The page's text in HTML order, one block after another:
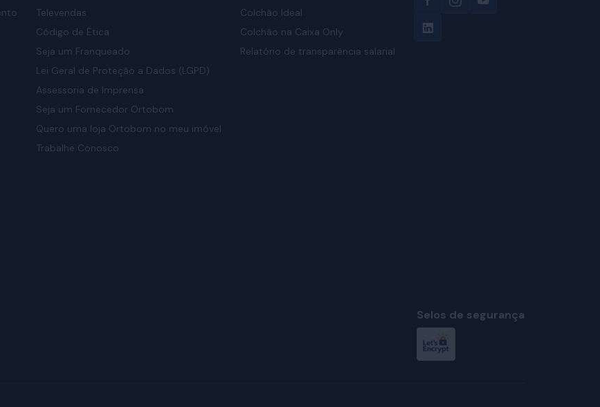
Televendas
Código de Ética
Seja um Franqueado
Lei Geral de Proteção a Dados (LGPD)
Assessoria de Imprensa
Seja um Fornecedor Ortobom
Quero uma loja Ortobom no meu imóvel
Trabalhe Conosco
Colchão Ideal
Colchão na Caixa Only
Relatório de transparência salarial
Selos de segurança